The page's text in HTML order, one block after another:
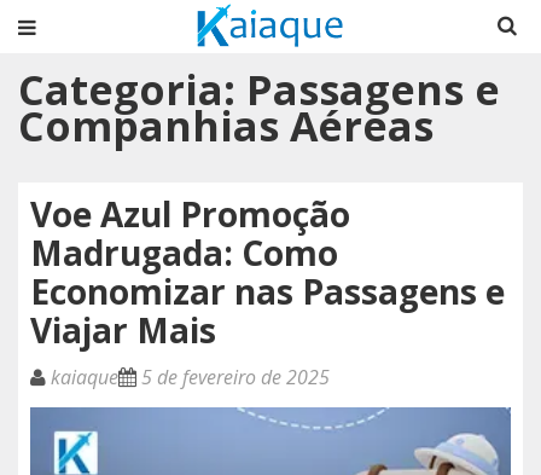
Categoria: Passagens e
Companhias Aéreas
Voe Azul Promoção
Madrugada: Como
Economizar nas Passagens e
Viajar Mais
kaiaque 5 de fevereiro de 2025